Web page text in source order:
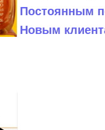
Постоянным
Новым